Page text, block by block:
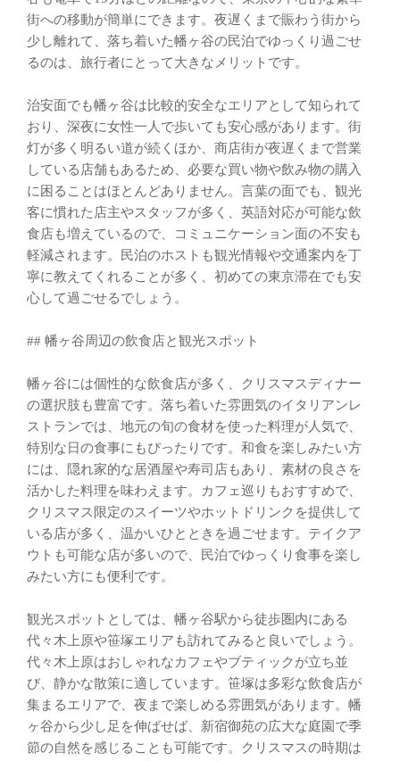
街への移動が簡単にできます。夜遅くまで賑わう街から
少し離れて、落ち着いた幡ヶ谷の民泊でゆっくり過ごせ
るのは、旅行者にとって大きなメリットです。
治安面でも幡ヶ谷は比較的安全なエリアとして知られて
おり、深夜に女性一人で歩いても安心感があります。街
灯が多く明るい道が続くほか、商店街が夜遅くまで営業
している店舗もあるため、必要な買い物や飲み物の購入
に困ることはほとんどありません。言葉の面でも、観光
客に慣れた店主やスタッフが多く、英語対応が可能な飲
食店も増えているので、コミュニケーション面の不安も
軽減されます。民泊のホストも観光情報や交通案内を丁
寧に教えてくれることが多く、初めての東京滞在でも安
心して過ごせるでしょう。
## 幡ヶ谷周辺の飲食店と観光スポット
幡ヶ谷には個性的な飲食店が多く、クリスマスディナー
の選択肢も豊富です。落ち着いた雰囲気のイタリアンレ
ストランでは、地元の旬の食材を使った料理が人気で、
特別な日の食事にもぴったりです。和食を楽しみたい方
には、隠れ家的な居酒屋や寿司店もあり、素材の良さを
活かした料理を味わえます。カフェ巡りもおすすめで、
クリスマス限定のスイーツやホットドリンクを提供して
いる店が多く、温かいひとときを過ごせます。テイクア
ウトも可能な店が多いので、民泊でゆっくり食事を楽し
みたい方にも便利です。
観光スポットとしては、幡ヶ谷駅から徒歩圏内にある
代々木上原や笹塚エリアも訪れてみると良いでしょう。
代々木上原はおしゃれなカフェやブティックが立ち並
び、静かな散策に適しています。笹塚は多彩な飲食店が
集まるエリアで、夜まで楽しめる雰囲気があります。幡
ヶ谷から少し足を伸ばせば、新宿御苑の広大な庭園で季
節の自然を感じることも可能です。クリスマスの時期は